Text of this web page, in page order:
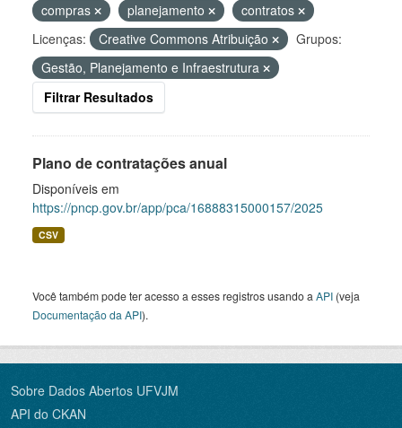
compras
planejamento
contratos
Licenças:
Creative Commons Atribuição
Grupos:
Gestão, Planejamento e Infraestrutura
Filtrar Resultados
Plano de contratações anual
Disponíveis em
https://pncp.gov.br/app/pca/16888315000157/2025
CSV
Você também pode ter acesso a esses registros usando a API (veja
Documentação da API).
Sobre Dados Abertos UFVJM
API do CKAN